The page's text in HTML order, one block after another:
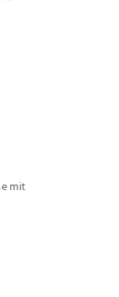
mit